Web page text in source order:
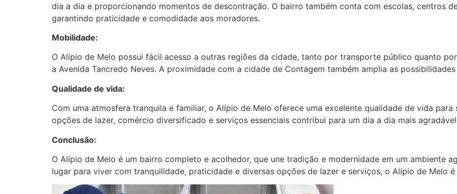
dia a dia e proporcionando momentos de descontração. O bairro também conta com escolas, centros
garantindo praticidade e comodidade aos moradores.
Mobilidade:
O Alípio de Melo possui fácil acesso a outras regiões da cidade, tanto por transporte público quanto
a Avenida Tancredo Neves. A proximidade com a cidade de Contagem também amplia as
Qualidade de vida:
Com uma atmosfera tranquila e familiar, o Alípio de Melo oferece uma excelente qualidade de vida para
opções de lazer, comércio diversificado e serviços essenciais contribui para um dia a dia mais
Conclusão:
O Alípio de Melo é um bairro completo e acolhedor, que une tradição e modernidade em um ambiente
lugar para viver com tranquilidade, praticidade e diversas opções de lazer e serviços, o Alípio de Melo é